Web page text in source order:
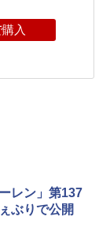
入
レン」第137
ぶりで公開